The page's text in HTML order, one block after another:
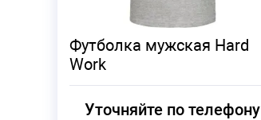
Футболка мужская Hard
Work
Уточняйте по телефону